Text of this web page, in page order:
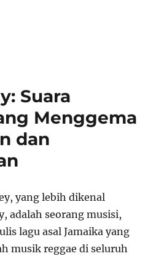
Suara
Menggema
dan
yang lebih dikenal
adalah seorang musisi,
lagu asal Jamaika yang
musik reggae di seluruh